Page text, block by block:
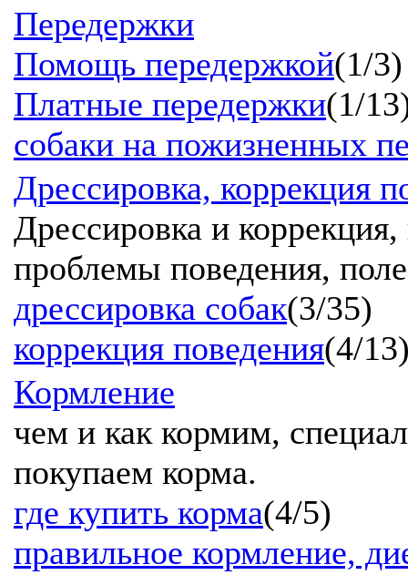
Передержки
Помощь передержкой(1/3)
Платные передержки(1/
собаки на пожизненных
Дрессировка, коррекция
Дрессировка и
проблемы поведения,
дрессировка собак(3/35)
коррекция поведения(4/
Кормление
чем и как кормим,
покупаем корма.
где купить корма(4/5)
правильное кормление,